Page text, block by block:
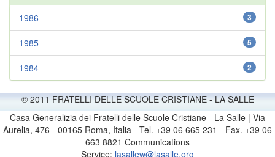
3
1986
5
1985
2
1984
© 2011 FRATELLI DELLE SCUOLE CRISTIANE - LA SALLE
Casa Generalizia dei Fratelli delle Scuole Cristiane - La Salle | Via
Aurelia, 476 - 00165 Roma, Italia - Tel. +39 06 665 231 - Fax. +39 06
663 8821 Communications
Service: lasallew@lasalle.org